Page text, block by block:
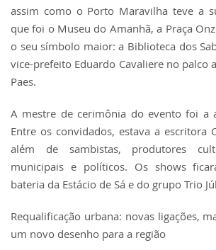
assim como o Porto Maravilha teve a
que foi o Museu do Amanhã, a Praça
o seu símbolo maior: a Biblioteca dos
vice-prefeito Eduardo Cavaliere no palco
Paes.
A mestre de cerimônia do evento foi a
Entre os convidados, estava a escritora
além de sambistas, produtores
municipais e políticos. Os shows
bateria da Estácio de Sá e do grupo Trio
Requalificação urbana: novas ligações,
um novo desenho para a região